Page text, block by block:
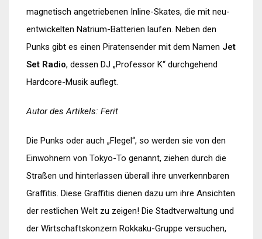
magnetisch angetriebenen Inline-Skates, die mit neu-
entwickelten Natrium-Batterien laufen. Neben den
Punks gibt es einen Piratensender mit dem Namen Jet
Set Radio, dessen DJ „Professor K“ durchgehend
Hardcore-Musik auflegt.
Autor des Artikels: Ferit
Die Punks oder auch „Flegel“, so werden sie von den
Einwohnern von Tokyo-To genannt, ziehen durch die
Straßen und hinterlassen überall ihre unverkennbaren
Graffitis. Diese Graffitis dienen dazu um ihre Ansichten
der restlichen Welt zu zeigen! Die Stadtverwaltung und
der Wirtschaftskonzern Rokkaku-Gruppe versuchen,